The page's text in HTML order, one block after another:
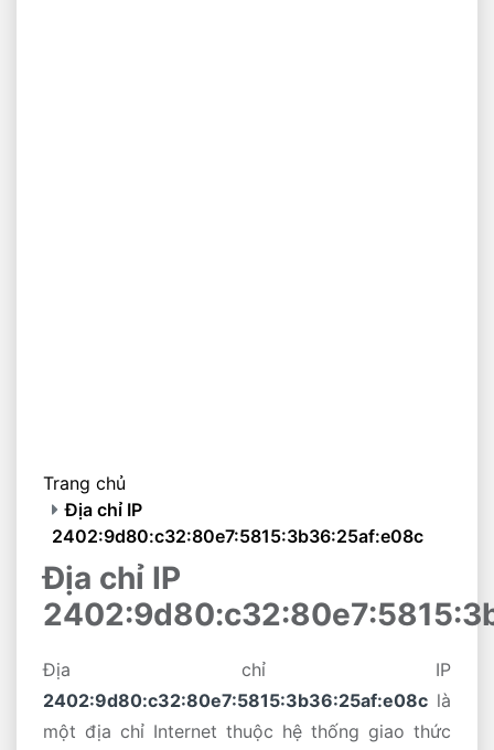
Trang chủ
Địa chỉ IP
2402:9d80:c32:80e7:5815:3b36:25af:e08c
Địa chỉ IP
Địa chỉ IP
2402:9d80:c32:80e7:5815:3b36:25af:e08c là
một địa chỉ Internet thuộc hệ thống giao thức